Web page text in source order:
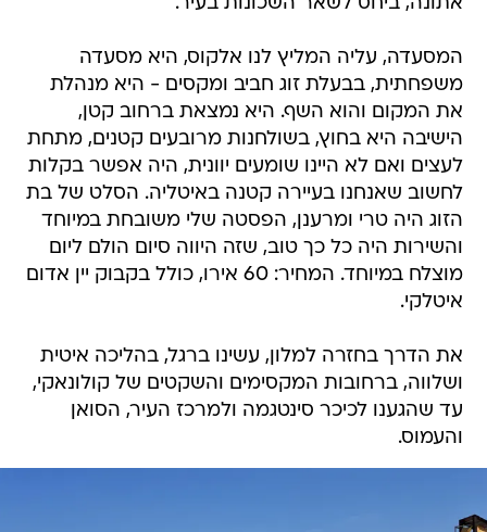
המסעדה, עליה המליץ לנו אלקוס, היא מסעדה
משפחתית, בבעלת זוג חביב ומקסים - היא מנהלת
את המקום והוא השף. היא נמצאת ברחוב קטן,
הישיבה היא בחוץ, בשולחנות מרובעים קטנים, מתחת
לעצים ואם לא היינו שומעים יוונית, היה אפשר בקלות
לחשוב שאנחנו בעיירה קטנה באיטליה. הסלט של בת
הזוג היה טרי ומרענן, הפסטה שלי משובחת במיוחד
והשירות היה כל כך טוב, שזה היווה סיום הולם ליום
מוצלח במיוחד. המחיר: 60 אירו, כולל בקבוק יין אדום
איטלקי.
את הדרך בחזרה למלון, עשינו ברגל, בהליכה איטית
ושלווה, ברחובות המקסימים והשקטים של קולונאקי,
עד שהגענו לכיכר סינטגמה ולמרכז העיר, הסואן
והעמוס.